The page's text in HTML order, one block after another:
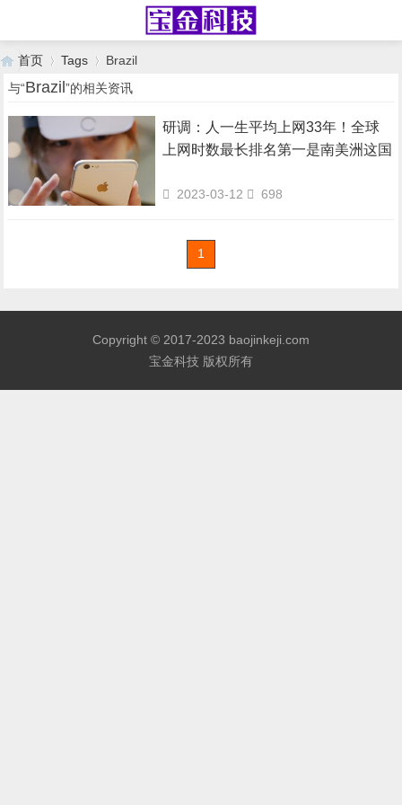
首页
›
Tags
›
Brazil
与“Brazil”的相关资讯
研调：人一生平均上网33年！全球
上网时数最长排名第一是南美洲这国
2023-03-12 698
1
Copyright © 2017-2023 baojinkeji.com
宝金科技 版权所有